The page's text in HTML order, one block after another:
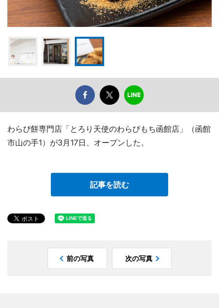
わらび餅専門店「とろり天使のわらびもち函館店」（函館
市山の手1）が3月17日、オープンした。
記事を読む
前の写真 次の写真